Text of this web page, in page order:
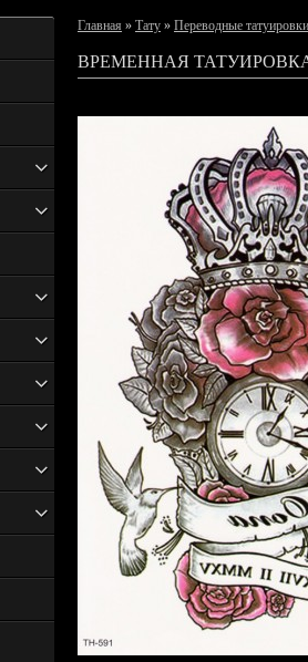
Главная » Тату » Переводные татуировки
ВРЕМЕННАЯ